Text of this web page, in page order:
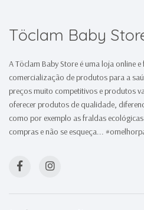
Töclam Baby
A Töclam Baby Store é uma loja online
comercialização de produtos para a
preços muito competitivos e produtos
oferecer produtos de qualidade,
como por exemplo as fraldas
compras e não se esqueça...